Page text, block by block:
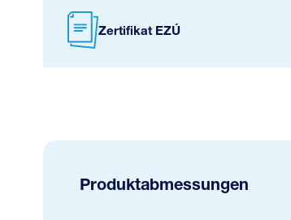
Zertifikat EZÚ
Produktabmessungen